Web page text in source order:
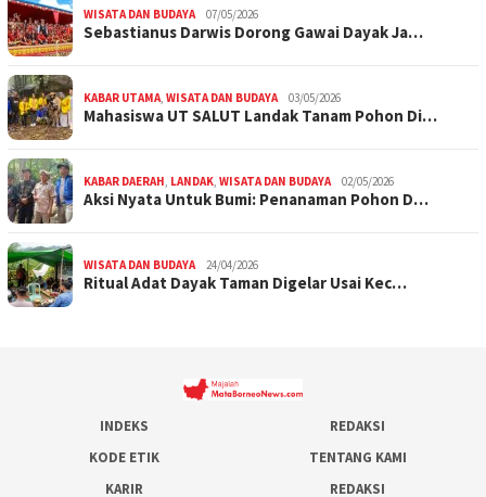
WISATA DAN BUDAYA 07/05/2026
Sebastianus Darwis Dorong Gawai Dayak Ja…
KABAR UTAMA, WISATA DAN BUDAYA 03/05/2026
Mahasiswa UT SALUT Landak Tanam Pohon Di…
KABAR DAERAH, LANDAK, WISATA DAN BUDAYA 02/05/2026
Aksi Nyata Untuk Bumi: Penanaman Pohon D…
WISATA DAN BUDAYA 24/04/2026
Ritual Adat Dayak Taman Digelar Usai Kec…
INDEKS
REDAKSI
KODE ETIK
TENTANG KAMI
KARIR
REDAKSI